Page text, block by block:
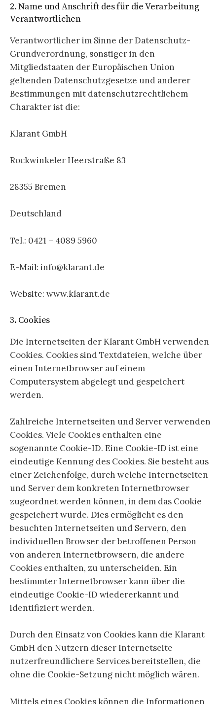
2. Name und Anschrift des für die Verarbeitung
Verantwortlichen
Verantwortlicher im Sinne der Datenschutz-
Grundverordnung, sonstiger in den
Mitgliedstaaten der Europäischen Union
geltenden Datenschutzgesetze und anderer
Bestimmungen mit datenschutzrechtlichem
Charakter ist die:
Klarant GmbH
Rockwinkeler Heerstraße 83
28355 Bremen
Deutschland
Tel.: 0421 – 4089 5960
E-Mail: info@klarant.de
Website: www.klarant.de
3. Cookies
Die Internetseiten der Klarant GmbH verwenden
Cookies. Cookies sind Textdateien, welche über
einen Internetbrowser auf einem
Computersystem abgelegt und gespeichert
werden.
Zahlreiche Internetseiten und Server verwenden
Cookies. Viele Cookies enthalten eine
sogenannte Cookie-ID. Eine Cookie-ID ist eine
eindeutige Kennung des Cookies. Sie besteht aus
einer Zeichenfolge, durch welche Internetseiten
und Server dem konkreten Internetbrowser
zugeordnet werden können, in dem das Cookie
gespeichert wurde. Dies ermöglicht es den
besuchten Internetseiten und Servern, den
individuellen Browser der betroffenen Person
von anderen Internetbrowsern, die andere
Cookies enthalten, zu unterscheiden. Ein
bestimmter Internetbrowser kann über die
eindeutige Cookie-ID wiedererkannt und
identifiziert werden.
Durch den Einsatz von Cookies kann die Klarant
GmbH den Nutzern dieser Internetseite
nutzerfreundlichere Services bereitstellen, die
ohne die Cookie-Setzung nicht möglich wären.
Mittels eines Cookies können die Informationen